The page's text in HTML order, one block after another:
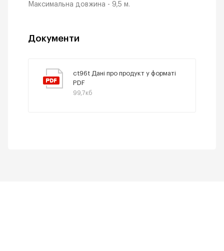
Максимальна довжина - 9,5 м.
Документи
ct96t Дані про продукт у форматі
PDF
99,7кб